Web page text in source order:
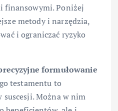
finansowymi. Poniżej
metody i narzędzia,
i ograniczać ryzyko
formułowanie
testamentu to
suscesji. Można w nim